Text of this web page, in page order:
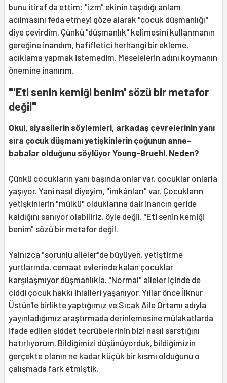
bunu itiraf da ettim: "izm" ekinin taşıdığı anlam
açılmasını feda etmeyi göze alarak "çocuk düşmanlığı"
diye çevirdim. Çünkü "düşmanlık" kelimesini kullanmanın
gereğine inandım, hafifletici herhangi bir ekleme,
açıklama yapmak istemedim. Meselelerin adını koymanın
önemine inanırım.
"'Eti senin kemiği benim' sözü bir metafor
değil"
Okul, siyasilerin söylemleri, arkadaş çevrelerinin yanı
sıra çocuk düşmanı yetişkinlerin çoğunun anne-
babalar olduğunu söylüyor Young-Bruehl. Neden?
Çünkü çocukların yanı başında onlar var, çocuklar onlarla
yaşıyor. Yani nasıl diyeyim, "imkânları" var. Çocukların
yetişkinlerin "mülkü" olduklarına dair inancın geride
kaldığını sanıyor olabiliriz, öyle değil. "Eti senin kemiği
benim" sözü bir metafor değil.
Yalnızca "sorunlu aileler"de büyüyen, yetiştirme
yurtlarında, cemaat evlerinde kalan çocuklar
karşılaşmıyor düşmanlıkla. "Normal" aileler içinde de
ciddi çocuk hakkı ihlalleri yaşanıyor. Yıllar önce İlknur
Üstün'le birlikte yaptığımız ve Sıcak Aile Ortamı adıyla
yayınladığımız araştırmada derinlemesine mülakatlarda
ifade edilen şiddet tecrübelerinin bizi nasıl sarstığını
hatırlıyorum. Bildiğimizi düşünüyorduk, bildiğimizin
gerçekte olanın ne kadar küçük bir kısmı olduğunu o
çalışmada fark etmiştik.